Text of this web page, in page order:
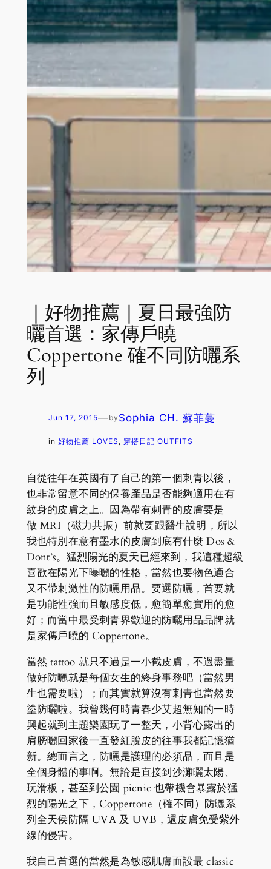
｜好物推薦｜夏日最強防
曬首選：家傳戶曉
Coppertone 確不同防曬系
列
Jun 17, 2015—by Sophia CH. 蘇菲蔓
in 好物推薦 LOVES , 穿搭日記 OUTFITS
自從往年在英國有了自己的第一個刺青以後，
也非常留意不同的保養產品是否能夠適用在有
紋身的皮膚之上。因為帶有刺青的皮膚要是
做 MRI（磁力共振）前就要跟醫生說明，所以
我也特別在意有墨水的皮膚到底有什麼 Dos &
Dont’s。猛烈陽光的夏天已經來到，我這種超級
喜歡在陽光下曝曬的性格，當然也要物色適合
又不帶刺激性的防曬用品。要選防曬，首要就
是功能性強而且敏感度低，愈簡單愈實用的愈
好；而當中最受刺青界歡迎的防曬用品品牌就
是家傳戶曉的 Coppertone。
當然 tattoo 就只不過是一小截皮膚，不過盡量
做好防曬就是每個女生的終身事務吧（當然男
生也需要啦）；而其實就算沒有刺青也當然要
塗防曬啦。我曾幾何時青春少艾超無知的一時
興起就到主題樂園玩了一整天，小背心露出的
肩膀曬回家後一直發紅脫皮的往事我都記憶猶
新。總而言之，防曬是護理的必須品，而且是
全個身體的事啊。無論是直接到沙灘曬太陽、
玩滑板，甚至到公園 picnic 也帶機會暴露於猛
烈的陽光之下，Coppertone（確不同）防曬系
列全天侯防隔 UVA 及 UVB，還皮膚免受紫外
線的侵害。
我自己首選的當然是為敏感肌膚而設最 classic